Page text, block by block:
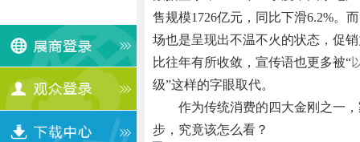
售规模1726亿元，同比下滑6.2%。
场也是呈现出不温不火的状态，促
比往年有所收敛，宣传语也更多被“
级”这样的字眼取代。
作为传统消费的四大金刚之一
步，究竟该怎么看？